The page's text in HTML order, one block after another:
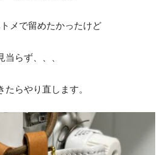
メで留めたかったけど
当らず、、、
らやり直します。